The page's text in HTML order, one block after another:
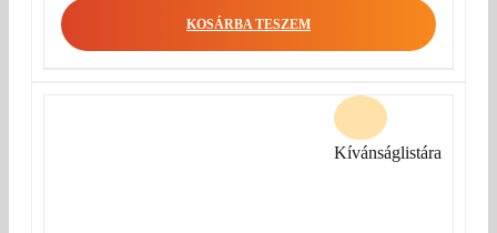
KOSÁRBA TESZEM
Kívánságlistára